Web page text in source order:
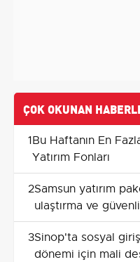
ÇOK OKUNAN
1Bu Haftanın En
Yatırım Fonları
2Samsun yatırım
ulaştırma ve
3Sinop'ta sosyal
dönemi için mali